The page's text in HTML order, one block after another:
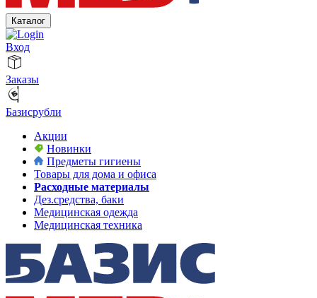
Каталог
Вход
Заказы
Базисрубли
Акции
Новинки
Предметы гигиены
Товары для дома и офиса
Расходные материалы
Дез.средства, баки
Медицинская одежда
Медицинская техника